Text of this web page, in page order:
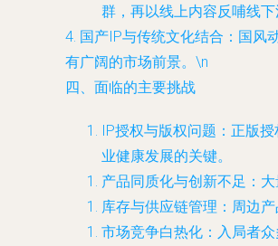
群，再以线上内容反哺线下
4. 国产IP与传统文化结合：国风
有广阔的市场前景。\n
四、面临的主要挑战
IP授权与版权问题：正版
业健康发展的关键。
产品同质化与创新不足：
库存与供应链管理：周边
市场竞争白热化：入局者